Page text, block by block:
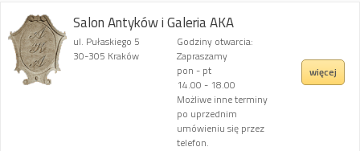
Salon Antyków i Galeria AKA
ul. Pułaskiego 5
30-305 Kraków
Godziny otwarcia:
Zapraszamy
pon - pt
14.00 - 18.00
Możliwe inne terminy
po uprzednim
umówieniu się przez
telefon.
więcej